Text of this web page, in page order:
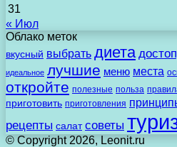
31
« Июл
Облако меток
вкусный выбрать диета
идеальное лучшие меню места
откройте полезные польза
приготовить приготовления
рецепты салат советы
© Copyright 2026, Leonit.ru